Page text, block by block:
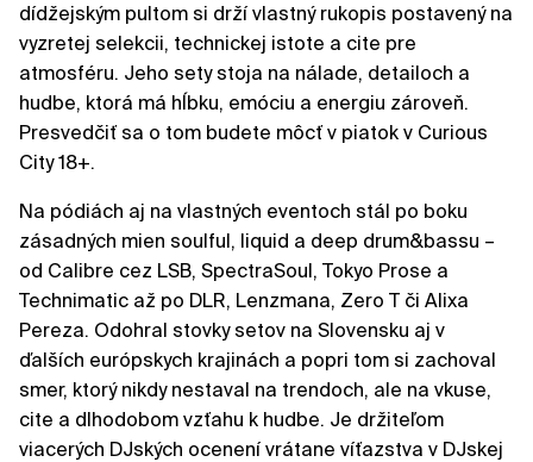
dídžejským pultom si drží vlastný rukopis postavený na
vyzretej selekcii, technickej istote a cite pre
atmosféru. Jeho sety stoja na nálade, detailoch a
hudbe, ktorá má hĺbku, emóciu a energiu zároveň.
Presvedčiť sa o tom budete môcť v piatok v Curious
City 18+.
Na pódiách aj na vlastných eventoch stál po boku
zásadných mien soulful, liquid a deep drum&bassu –
od Calibre cez LSB, SpectraSoul, Tokyo Prose a
Technimatic až po DLR, Lenzmana, Zero T či Alixa
Pereza. Odohral stovky setov na Slovensku aj v
ďalších európskych krajinách a popri tom si zachoval
smer, ktorý nikdy nestaval na trendoch, ale na vkuse,
cite a dlhodobom vzťahu k hudbe. Je držiteľom
viacerých DJských ocenení vrátane víťazstva v DJskej